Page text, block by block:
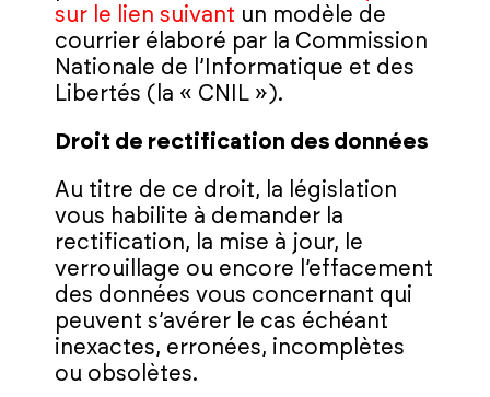
sur le lien suivant un modèle de
courrier élaboré par la Commission
Nationale de l’Informatique et des
Libertés (la « CNIL »).
Droit de rectification des données
Au titre de ce droit, la législation
vous habilite à demander la
rectification, la mise à jour, le
verrouillage ou encore l’effacement
des données vous concernant qui
peuvent s’avérer le cas échéant
inexactes, erronées, incomplètes
ou obsolètes.